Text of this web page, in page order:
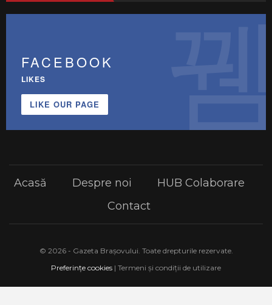
FACEBOOK
LIKES
LIKE OUR PAGE
Acasă Despre noi
HUB Colaborare
Contact
© 2026 - Gazeta Brașovului. Toate drepturile rezervate.
Preferințe cookies | Termeni și condiții de utilizare